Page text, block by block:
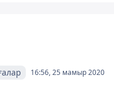
16:56, 25 мамыр 2020